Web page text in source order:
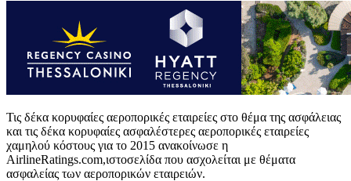
Τις δέκα κορυφαίες αεροπορικές εταιρείες στο θέμα της ασφάλειας
και τις δέκα κορυφαίες ασφαλέστερες αεροπορικές εταιρείες
χαμηλού κόστους για το 2015 ανακοίνωσε η
AirlineRatings.com,ιστοσελίδα που ασχολείται με θέματα
ασφαλείας των αεροπορικών εταιρειών.